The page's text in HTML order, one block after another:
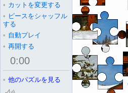
• カットを変更する
• ピースをシャッフル
する
• 自動プレイ
• 再開する
0:00
• 他のパズルを見る